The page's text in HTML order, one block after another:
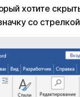
хотите
со